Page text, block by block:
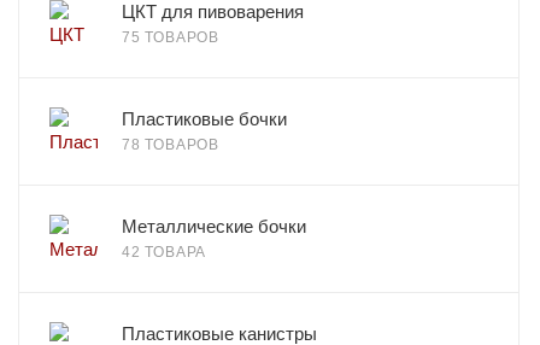
ЦКТ для пивоварения
75 ТОВАРОВ
Пластиковые бочки
78 ТОВАРОВ
Металлические бочки
42 ТОВАРА
Пластиковые канистры